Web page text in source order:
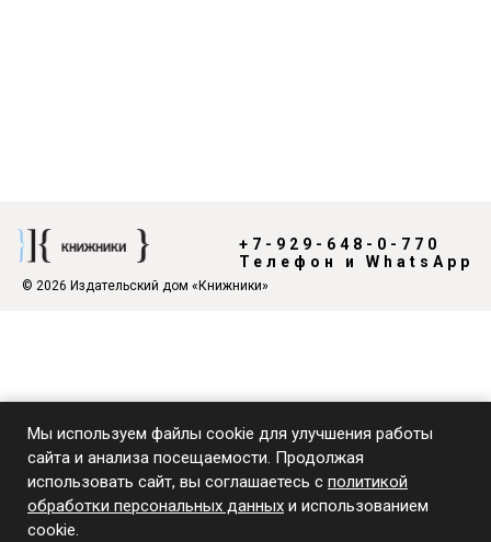
+7-929-648-0-770
Телефон и WhatsApp
© 2026 Издательский дом «Книжники»
Мы используем файлы cookie для улучшения работы
сайта и анализа посещаемости. Продолжая
использовать сайт, вы соглашаетесь с политикой
обработки персональных данных и использованием
cookie.